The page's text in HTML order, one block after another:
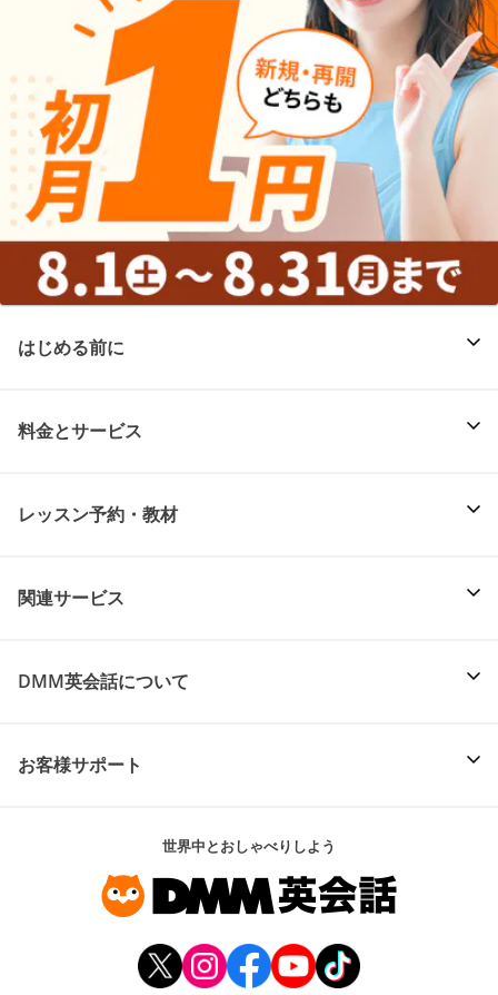
はじめる前に
料金とサービス
レッスン予約・教材
関連サービス
DMM英会話について
お客様サポート
世界中とおしゃべりしよう